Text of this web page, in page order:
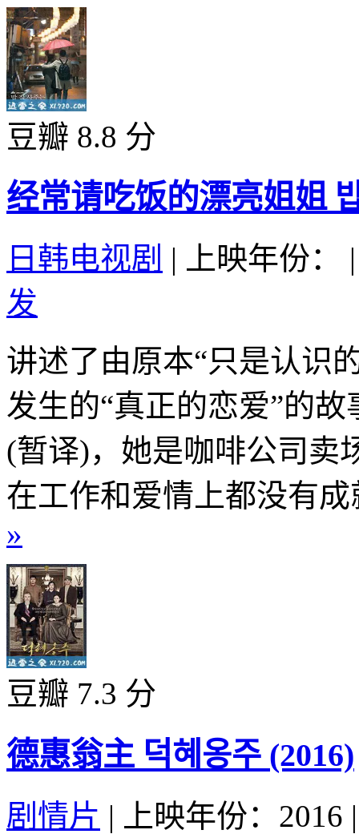
豆瓣 8.8 分
经常请吃饭的漂亮姐姐
日韩电视剧 | 上映年份：
|
发
讲述了由原本“只是认识
发生的“真正的恋爱”的
(暂译)，她是咖啡公司卖
在工作和爱情上都没有
»
豆瓣 7.3 分
德惠翁主 덕혜옹주 (2016)
剧情片 | 上映年份：2016 |